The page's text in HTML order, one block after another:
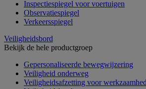
Inspectiespiegel voor voertuigen
Observatiespiegel
Verkeersspiegel
Veiligheidsbord
Bekijk de hele productgroep
Gepersonaliseerde bewegwijzering
Veiligheid onderweg
Veiligheidsafzetting voor